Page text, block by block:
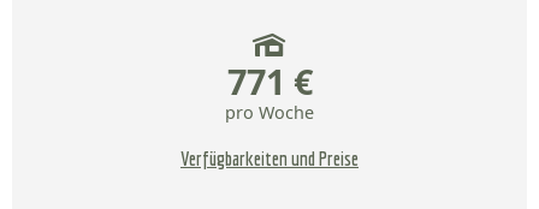
771 €
pro Woche
Verfügbarkeiten und Preise